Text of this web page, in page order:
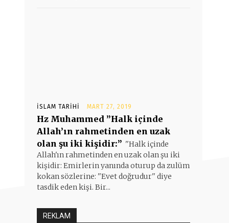
İSLAM TARIHI MART 27, 2019
Hz Muhammed ”Halk içinde
Allah’ın rahmetinden en uzak
olan şu iki kişidir:” ''Halk içinde
Allah'ın rahmetinden en uzak olan şu iki
kişidir: Emirlerin yanında oturup da zulüm
kokan sözlerine: ''Evet doğrudur'' diye
tasdik eden kişi. Bir...
REKLAM